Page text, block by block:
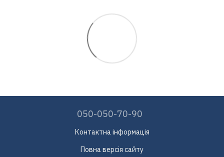
050-050-70-90
Контактна інформація
Повна версія сайту